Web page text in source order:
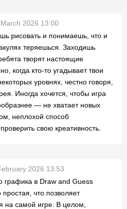
2026 13:00
рисовать и понимаешь, что и
теряешься. Заходишь
творят настоящие
когда кто-то угадывает твои
уровнях, честно говоря,
Иногда хочется, чтобы игра
— не хватает новых
неплохой способ
свою креативность.
2026 13:53
графика в Draw and Guess
что позволяет
на самой игре. В целом,